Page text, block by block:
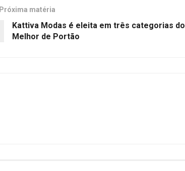
Próxima matéria
Kattiva Modas é eleita em três categorias do
Melhor de Portão